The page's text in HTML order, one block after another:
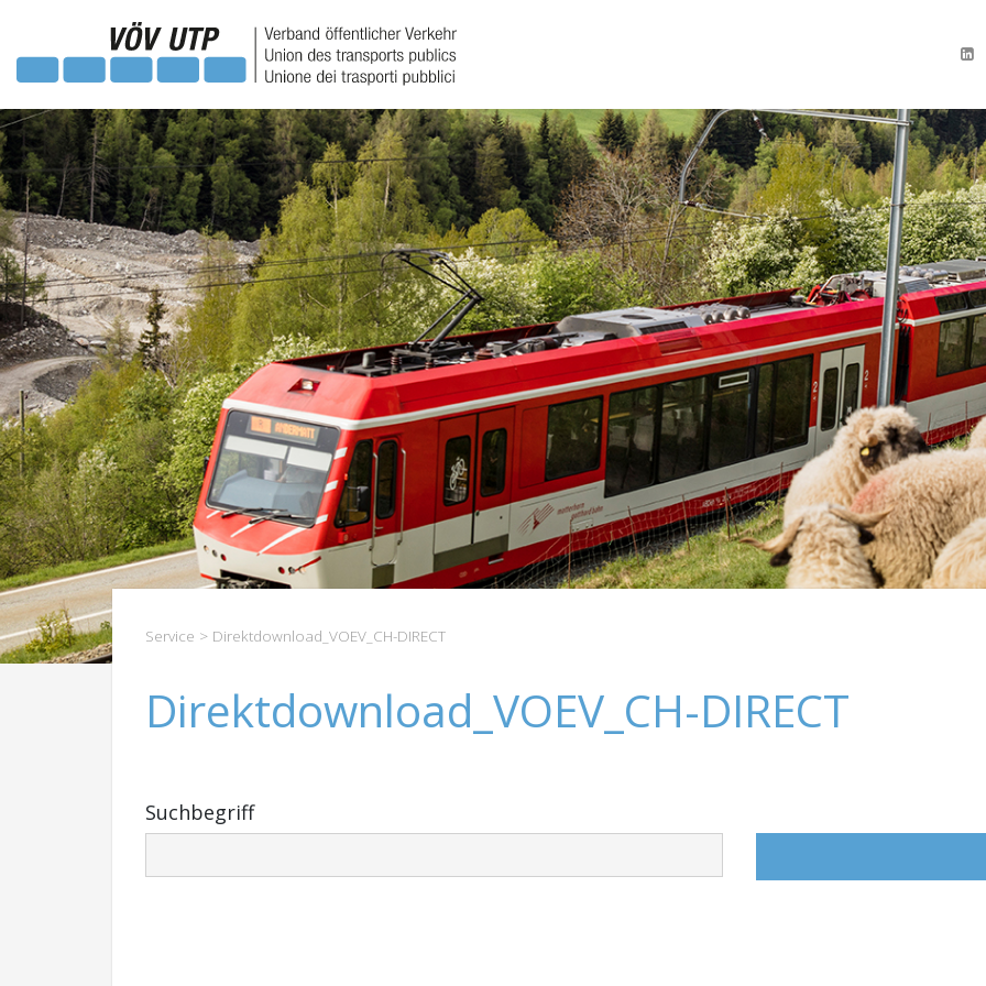
Service > Direktdownload_VOEV_CH-DIRECT
Direktdownload_VOEV_CH-DIRECT
Suchbegriff